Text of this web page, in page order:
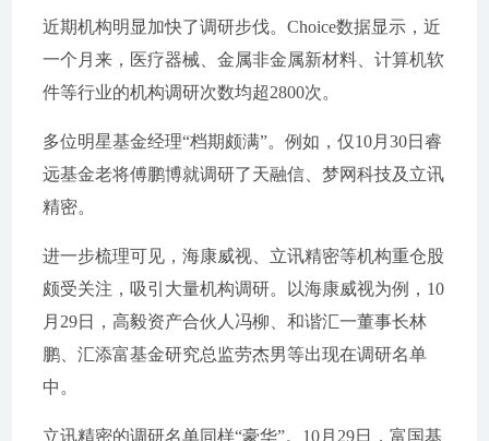
近期机构明显加快了调研步伐。Choice数据显示，近
一个月来，医疗器械、金属非金属新材料、计算机软
件等行业的机构调研次数均超2800次。
多位明星基金经理“档期颇满”。例如，仅10月30日睿
远基金老将傅鹏博就调研了天融信、梦网科技及立讯
精密。
进一步梳理可见，海康威视、立讯精密等机构重仓股
颇受关注，吸引大量机构调研。以海康威视为例，10
月29日，高毅资产合伙人冯柳、和谐汇一董事长林
鹏、汇添富基金研究总监劳杰男等出现在调研名单
中。
立讯精密的调研名单同样“豪华”。10月29日，富国基